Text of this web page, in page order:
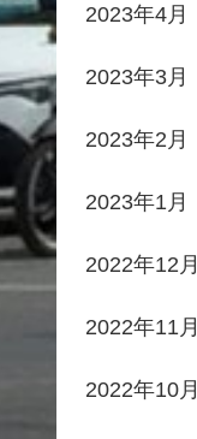
2023年4月
2023年3月
2023年2月
2023年1月
2022年12月
2022年11月
2022年10月